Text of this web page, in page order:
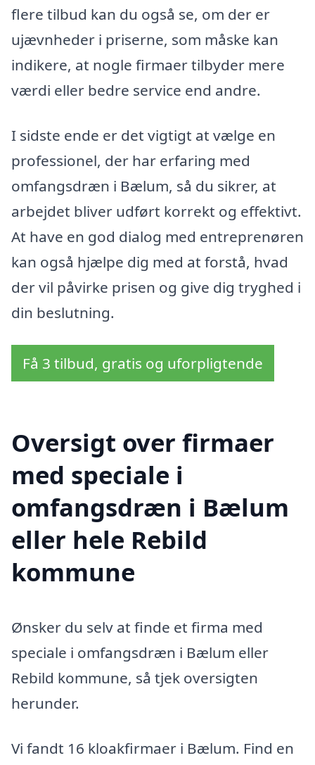
flere tilbud kan du også se, om der er
ujævnheder i priserne, som måske kan
indikere, at nogle firmaer tilbyder mere
værdi eller bedre service end andre.
I sidste ende er det vigtigt at vælge en
professionel, der har erfaring med
omfangsdræn i Bælum, så du sikrer, at
arbejdet bliver udført korrekt og effektivt.
At have en god dialog med entreprenøren
kan også hjælpe dig med at forstå, hvad
der vil påvirke prisen og give dig tryghed i
din beslutning.
Få 3 tilbud, gratis og uforpligtende
Oversigt over firmaer
med speciale i
omfangsdræn i Bælum
eller hele Rebild
kommune
Ønsker du selv at finde et firma med
speciale i omfangsdræn i Bælum eller
Rebild kommune, så tjek oversigten
herunder.
Vi fandt 16 kloakfirmaer i Bælum. Find en